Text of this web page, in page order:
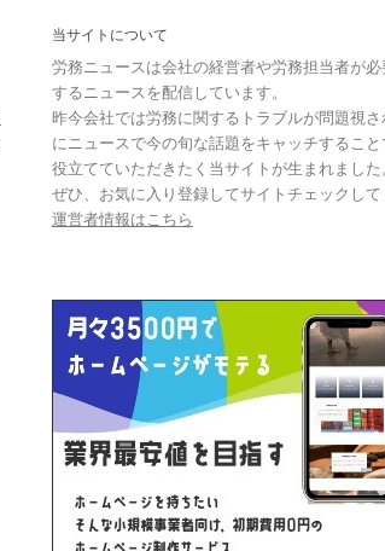
当サイトについて
労務ニュースは会社の経営者や労務担当者が
するニュースを配信しています。
昨今会社では労務に関するトラブルが問題視
にニュースで今の旬な話題をキャッチするこ
役立てていただきたく当サイトが生まれました
ぜひ、お気に入り登録してサイトチェックして
運営者情報はこちら